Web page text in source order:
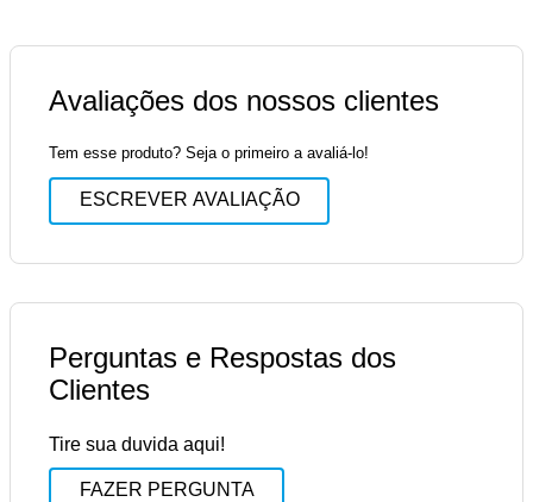
Avaliações dos nossos clientes
Tem esse produto? Seja o primeiro a avaliá-lo!
ESCREVER AVALIAÇÃO
Perguntas e Respostas dos
Clientes
Tire sua duvida aqui!
FAZER PERGUNTA